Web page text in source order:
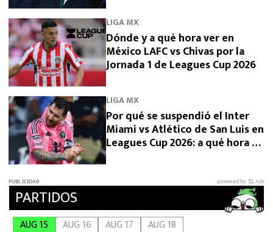
LIGA MX
Dónde y a qué hora ver en
México LAFC vs Chivas por la
Jornada 1 de Leagues Cup 2026
LIGA MX
Por qué se suspendió el Inter
Miami vs Atlético de San Luis en
Leagues Cup 2026: a qué hora se